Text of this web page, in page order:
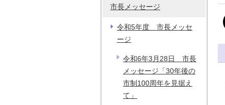
市長メッセージ
令和5年度 市長メッセ
ージ
令和6年3月28日 市長
メッセージ「30年後の
市制100周年を見据え
て」